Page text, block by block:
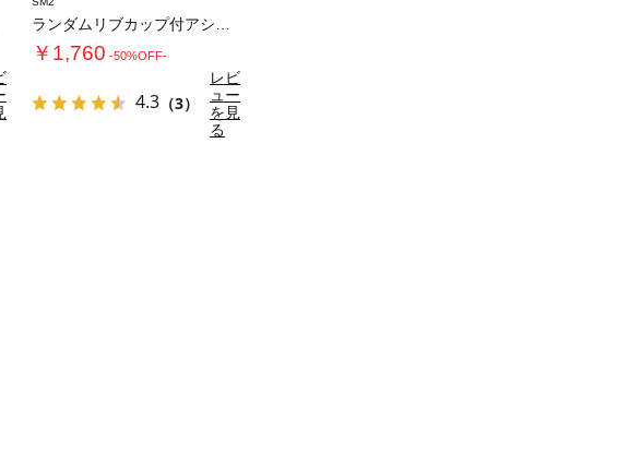
￥1,760 -50%OFF-
4.3 （3）
レビ
ュー
を見
る